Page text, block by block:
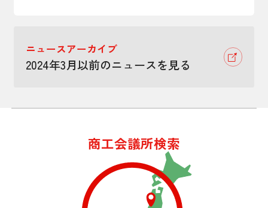
ニュースアーカイブ
2024年3月以前のニュースを見る
商工会議所検索